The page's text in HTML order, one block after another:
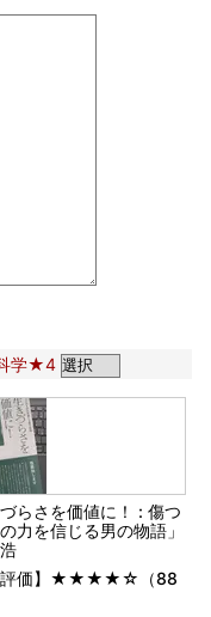
学★4
づらさを価値に！ : 傷つ
力を信じる男の物語」
評価】★★★★☆（88